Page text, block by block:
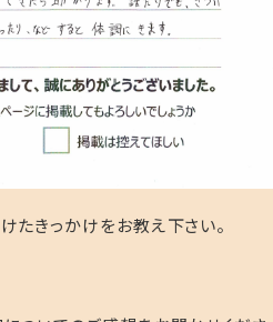
たきっかけをお教え下さい。